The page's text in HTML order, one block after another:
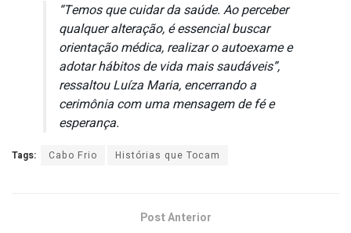
“Temos que cuidar da saúde. Ao perceber
qualquer alteração, é essencial buscar
orientação médica, realizar o autoexame e
adotar hábitos de vida mais saudáveis”,
ressaltou Luíza Maria, encerrando a
cerimônia com uma mensagem de fé e
esperança.
Tags: Cabo Frio Histórias que Tocam
Post Anterior